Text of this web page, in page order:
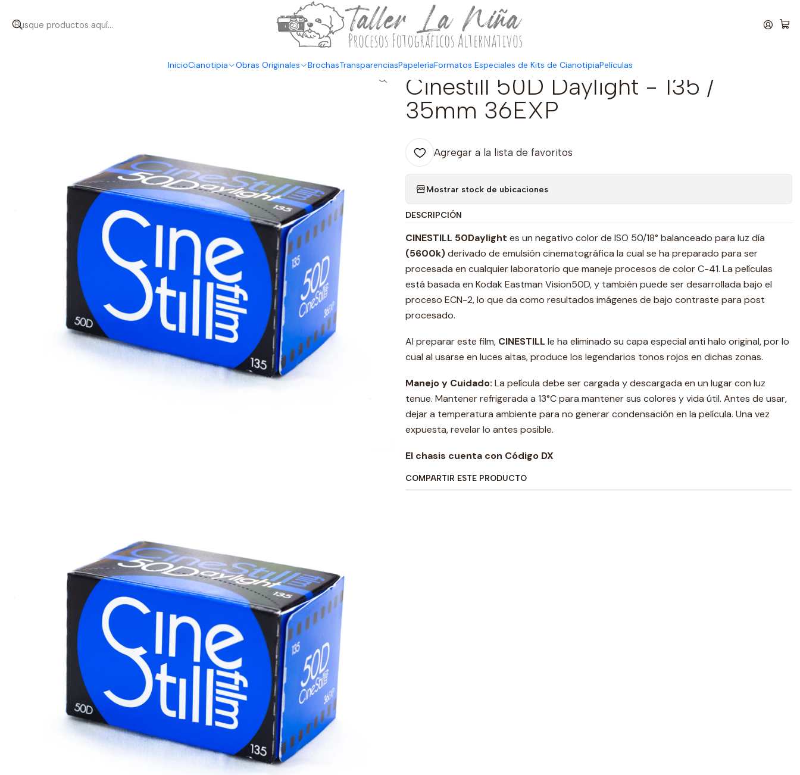
InicioCianotipia Obras Originales BrochasTransparenciasPapeleríaFormatos Especiales de Kits de CianotipiaPelículas
¡Revisa todos nuestros formatos de Kits! 💙 Envíos a todo Chile
Inicio Películas Cinestill 50D Daylight - 135 / 35mm 36EXP
|
Cinestill 50D Daylight - 135 /
35mm 36EXP
Agregar a la lista de favoritos
Mostrar stock de ubicaciones
DESCRIPCIÓN
CINESTILL 50Daylight es un negativo color de ISO 50/18° balanceado para luz día
(5600k)derivado de emulsión cinematográfica la cual se ha preparado para ser
procesada en cualquier laboratorio que maneje procesos de color C-41. La películas
está basada en Kodak Eastman Vision50D, y también puede ser desarrollada bajo el
proceso ECN-2, lo que da como resultados imágenes de bajo contraste para post
procesado.
Al preparar este film, CINESTILL le ha eliminado su capa especial anti halo original, por lo
cual al usarse en luces altas, produce los legendarios tonos rojos en dichas zonas.
Manejo y Cuidado: La película debe ser cargada y descargada en un lugar con luz
tenue. Mantener refrigerada a 13°C para mantener sus colores y vida útil. Antes de usar,
dejar a temperatura ambiente para no generar condensación en la película. Una vez
expuesta, revelar lo antes posible.
El chasis cuenta con Código DX
COMPARTIR ESTE PRODUCTO